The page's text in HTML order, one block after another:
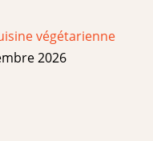
végétarienne
2026